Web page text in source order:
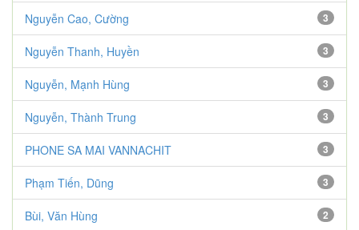
3
Nguyễn Cao, Cường
3
Nguyễn Thanh, Huyền
3
Nguyễn, Mạnh Hùng
3
Nguyễn, Thành Trung
3
PHONE SA MAI VANNACHIT
3
Phạm Tiến, Dũng
2
Bùi, Văn Hùng